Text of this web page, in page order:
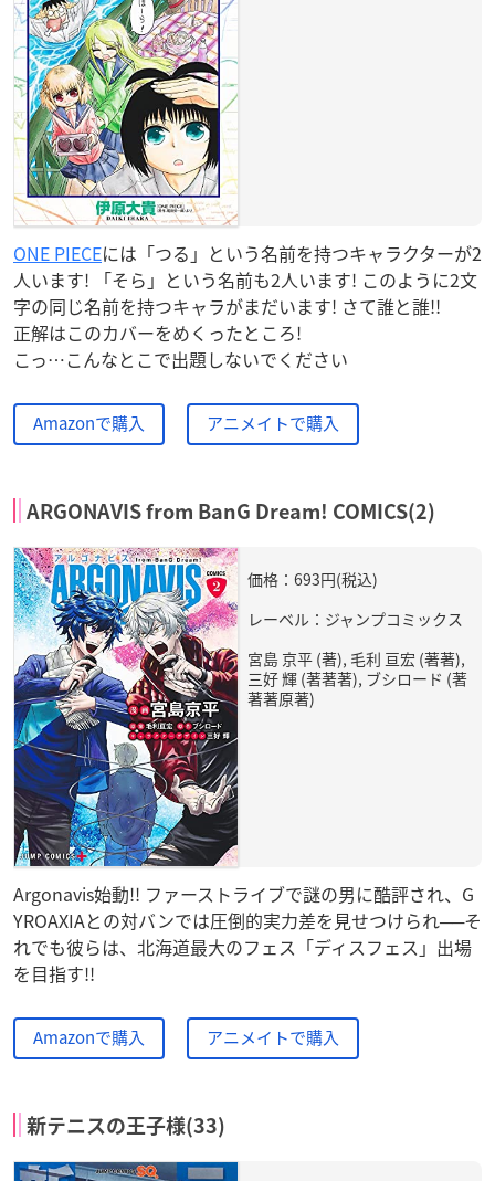
ONE PIECEには「つる」という名前を持つキャラクターが2
人います! 「そら」という名前も2人います! このように2文
字の同じ名前を持つキャラがまだいます! さて誰と誰!!
正解はこのカバーをめくったところ!
こっ…こんなとこで出題しないでください
Amazonで購入 アニメイトで購入
ARGONAVIS from BanG Dream! COMICS(2)
価格：693円(税込)
レーベル：ジャンプコミックス
宮島 京平 (著), 毛利 亘宏 (著著),
三好 輝 (著著著), ブシロード (著
著著原著)
Argonavis始動!! ファーストライブで謎の男に酷評され、G
YROAXIAとの対バンでは圧倒的実力差を見せつけられ──そ
れでも彼らは、北海道最大のフェス「ディスフェス」出場
を目指す!!
Amazonで購入 アニメイトで購入
新テニスの王子様(33)